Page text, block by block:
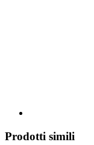
Prodotti simili